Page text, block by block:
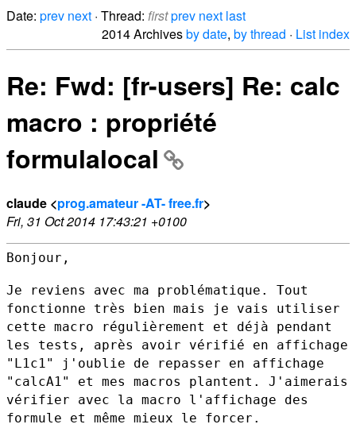
Date: prev next · Thread: firstprev next last
2014 Archivesby date, by thread · List index
Re: Fwd: [fr-users] Re: calc
macro : propriété
formulalocal
claude <prog.amateur -AT- free.fr>
Fri, 31 Oct 2014 17:43:21 +0100
Bonjour,
Je reviens avec ma problématique. Tout
fonctionne très bien mais je vais utiliser
cette macro régulièrement et déjà pendant
les tests, après avoir vérifié en affichage
"L1c1" j'oublie de repasser en affichage
"calcA1" et mes macros plantent. J'aimerais
vérifier avec la macro l'affichage des
formule et même mieux le forcer.